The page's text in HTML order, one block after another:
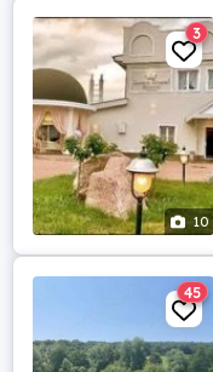
10
3
45